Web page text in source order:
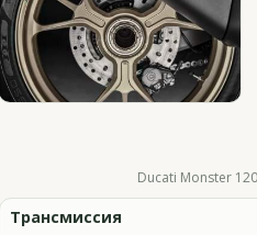
Ducati Monster
Трансмиссия